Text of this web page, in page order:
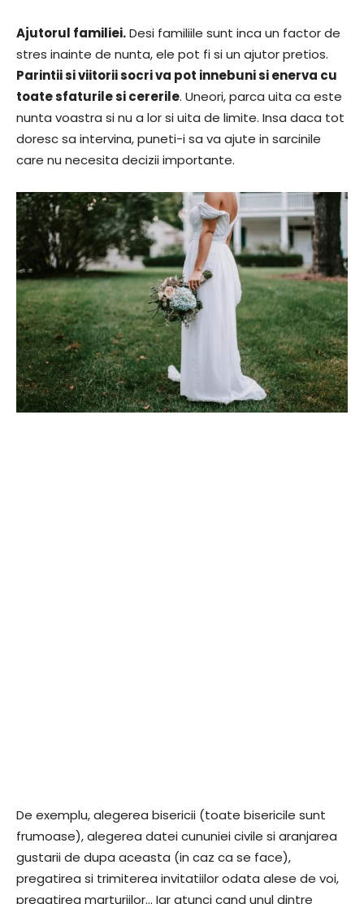
Ajutorul familiei.Desi familiile sunt inca un factor de
stres inainte de nunta, ele pot fi si un ajutor pretios.
Parintii si viitorii socri va pot innebuni si enerva cu
toate sfaturile si cererile. Uneori, parca uita ca este
nunta voastra si nu a lor si uita de limite. Insa daca tot
doresc sa intervina, puneti-i sa va ajute in sarcinile
care nu necesita decizii importante.
De exemplu, alegerea bisericii (toate bisericile sunt
frumoase), alegerea datei cununiei civile si aranjarea
gustarii de dupa aceasta (in caz ca se face),
pregatirea si trimiterea invitatiilor odata alese de voi,
pregatirea marturiilor… Iar atunci cand unul dintre